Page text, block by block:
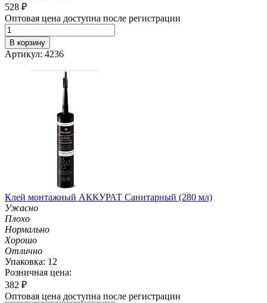
528 ₽
Оптовая цена доступна после регистрации
В корзину
Артикул: 4236
Клей монтажный АККУРАТ Санитарный (280 мл)
Ужасно
Плохо
Нормально
Хорошо
Отлично
Упаковка: 12
Розничная цена:
382 ₽
Оптовая цена доступна после регистрации